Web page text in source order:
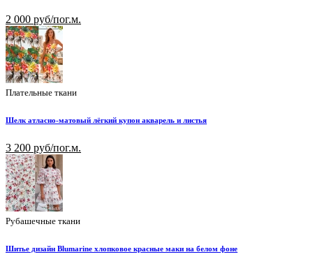
2 000 руб/пог.м.
Плательные ткани
Шелк атласно-матовый лёгкий купон акварель и листья
3 200 руб/пог.м.
Рубашечные ткани
Шитье дизайн Blumarine хлопковое красные маки на белом фоне